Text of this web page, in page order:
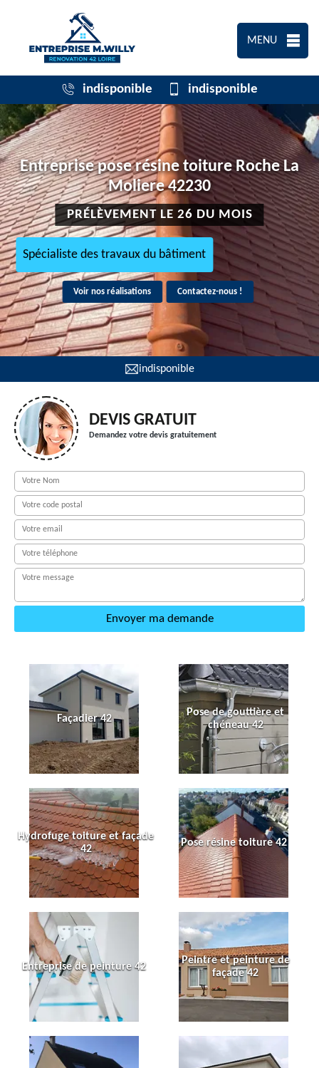
MENU
indisponible indisponible
Entreprise pose résine toiture Roche La
Moliere 42230
PRÉLÈVEMENT LE 26 DU MOIS
Spécialiste des travaux du bâtiment
Voir nos réalisations Contactez-nous !
indisponible
DEVIS GRATUIT
Demandez votre devis gratuitement
Façadier 42
Pose de gouttière et
chéneau 42
Hydrofuge toiture et façade
42
Pose résine toiture 42
Entreprise de peinture 42
Peintre et peinture de
façade 42